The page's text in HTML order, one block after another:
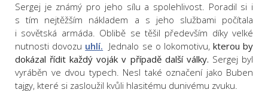
Sergej je známý pro jeho sílu a spolehlivost. Poradil si i
s tím nejtěžším nákladem a s jeho službami počítala
i sovětská armáda. Oblibě se těšil především díky velké
nutnosti dovozu uhlí. Jednalo se o lokomotivu, kterou by
dokázal řídit každý voják v případě další války. Sergej byl
vyráběn ve dvou typech. Nesl také označení jako Buben
tajgy, které si zasloužil kvůli hlasitému dunivému zvuku.